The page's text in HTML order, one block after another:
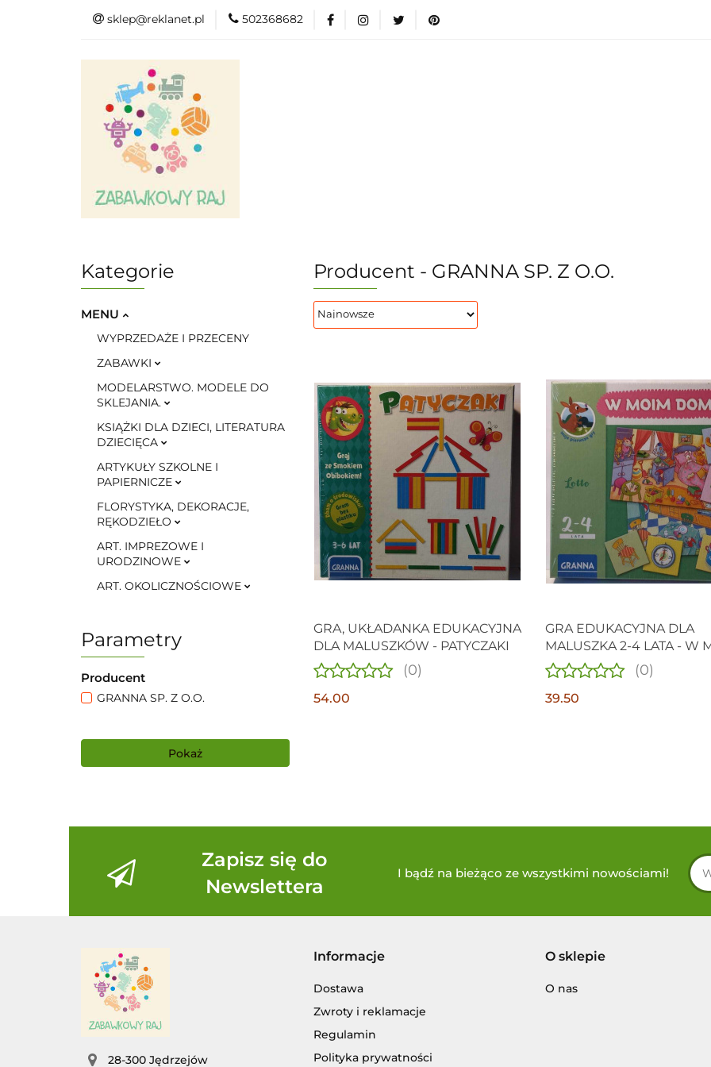
sklep@reklanet.pl 502368682
Kategorie
MENU
WYPRZEDAŻE I PRZECENY
ZABAWKI
MODELARSTWO. MODELE DO
SKLEJANIA.
KSIĄŻKI DLA DZIECI, LITERATURA
DZIECIĘCA
ARTYKUŁY SZKOLNE I
PAPIERNICZE
FLORYSTYKA, DEKORACJE,
RĘKODZIEŁO
ART. IMPREZOWE I
URODZINOWE
ART. OKOLICZNOŚCIOWE
Parametry
Producent
GRANNA SP. Z O.O.
Pokaż
Producent - GRANNA SP. Z O.O.
GRA, UKŁADANKA EDUKACYJNA
DLA MALUSZKÓW - PATYCZAKI
(0)
54.00
GRA EDUKACYJNA DLA
MALUSZKA 2-4 LATA - W
DOMKU
(0)
39.50
Zapisz się do
Newslettera
I bądź na bieżąco ze wszystkimi nowościami!
28-300 Jędrzejów
Informacje
Dostawa
Zwroty i reklamacje
Regulamin
Polityka prywatności
O sklepie
O nas